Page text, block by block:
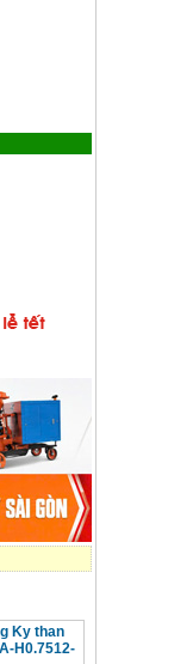
Ky than
H0.7512-